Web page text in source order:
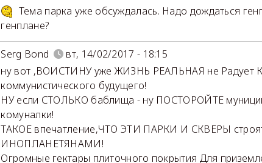
Тема парка уже обсуждалась. Надо дождаться
генплане?
Serg Bond
вт, 14/02/2017 - 18:15
ну вот ,ВОИСТИНУ уже ЖИЗНЬ РЕАЛЬНАЯ не Радует
коммунистического будущего!
НУ если СТОЛЬКО баблища - ну ПОСТОРОЙТЕ
комуналки!
ТАКОЕ впечатление,ЧТО ЭТИ ПАРКИ И СКВЕРЫ
ИНОПЛАНЕТЯНАМИ!
Огромные гектары плиточного покрытия Для